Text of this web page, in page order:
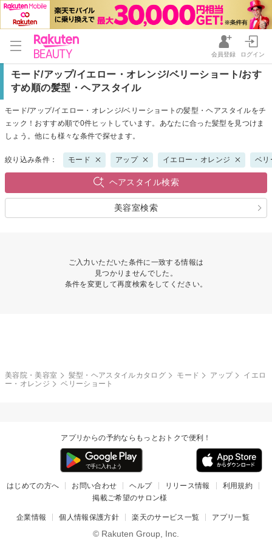
会員登録 ログイン
モード/アップ/イエロー・オレンジ/ベリーショート/おす
すめ順の髪型・ヘアスタイル
モード/アップ/イエロー・オレンジ/ベリーショートの髪型・ヘアスタイルをチ
ェック！おすすめ順で0件ヒットしています。あなたに合った髪型を見つけま
しょう。他にも様々な条件で探せます。
絞り込み条件： モード アップ イエロー・オレンジ ベリ
ヘアスタイル検索
美容室検索
ご入力いただいた条件に一致する情報は
見つかりませんでした。
条件を変更して再度検索をしてください。
美容院・美容室 髪型・ヘアスタイルカタログ モード アップ
イエロ
ー・オレンジ
ベリーショート
アプリからの予約ならもっとおトクで便利！
はじめての方へ お問い合わせ ヘルプ リリース情報
利用規約
掲載ご希望のサロン様
企業情報 個人情報保護方針 楽天のサービス一覧 アプリ一覧
© Rakuten Group, Inc.